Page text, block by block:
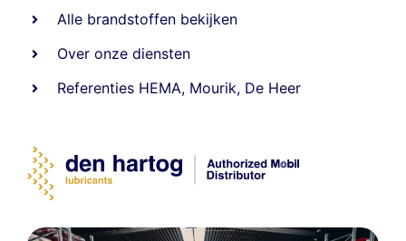
Alle brandstoffen bekijken
Over onze diensten
Referenties HEMA, Mourik, De Heer